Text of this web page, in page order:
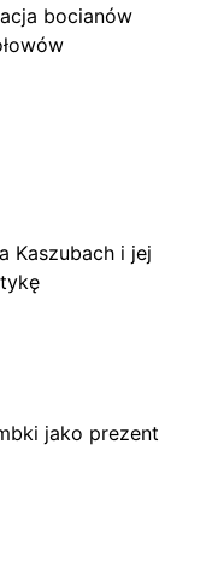
bocianów
Kaszubach i jej
jako prezent